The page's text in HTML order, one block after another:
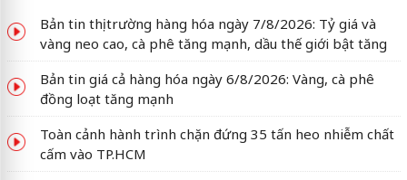
Bản tin thị trường hàng hóa ngày 7/8/2026: Tỷ giá và
vàng neo cao, cà phê tăng mạnh, dầu thế giới bật tăng
Bản tin giá cả hàng hóa ngày 6/8/2026: Vàng, cà phê
đồng loạt tăng mạnh
Toàn cảnh hành trình chặn đứng 35 tấn heo nhiễm chất
cấm vào TP.HCM